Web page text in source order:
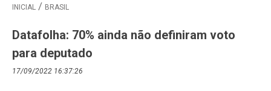
INICIAL BRASIL
Datafolha: 70% ainda não definiram voto
para deputado
17/09/2022 16:37:26